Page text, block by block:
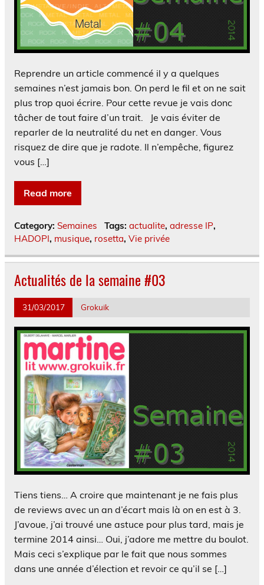
Reprendre un article commencé il y a quelques
semaines n’est jamais bon. On perd le fil et on ne sait
plus trop quoi écrire. Pour cette revue je vais donc
tâcher de tout faire d’un trait. Je vais éviter de
reparler de la neutralité du net en danger. Vous
risquez de dire que je radote. Il n’empêche, figurez
vous […]
Read more
Category: Semaines Tags: actualite, adresse IP,
HADOPI, musique, rosetta, Vie privée
Actualités de la semaine #03
31/03/2017 Grokuik
Tiens tiens… A croire que maintenant je ne fais plus
de reviews avec un an d’écart mais là on en est à 3.
J’avoue, j’ai trouvé une astuce pour plus tard, mais je
termine 2014 ainsi… Oui, j’adore me mettre du boulot.
Mais ceci s’explique par le fait que nous sommes
dans une année d’élection et revoir ce qu’il se […]